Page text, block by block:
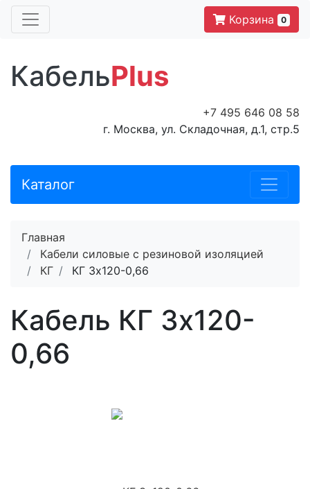
Корзина 0
КабельPlus
+7 495 646 08 58
г. Москва, ул. Складочная, д.1, стр.5
Каталог
Главная
Кабели силовые с резиновой изоляцией
КГ
КГ 3х120-0,66
Кабель КГ 3х120-
0,66